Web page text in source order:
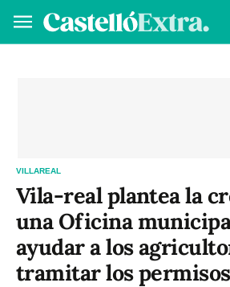
VILLAREAL
Vila-real plantea la
una Oficina
ayudar a los
tramitar los